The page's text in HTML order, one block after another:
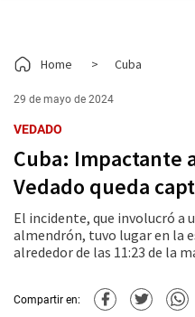
Home > Cuba
29 de mayo de 2024
VEDADO
Cuba: Impactante
Vedado queda
El incidente, que involucró a
almendrón, tuvo lugar en la
alrededor de las 11:23 de la
Compartir en: